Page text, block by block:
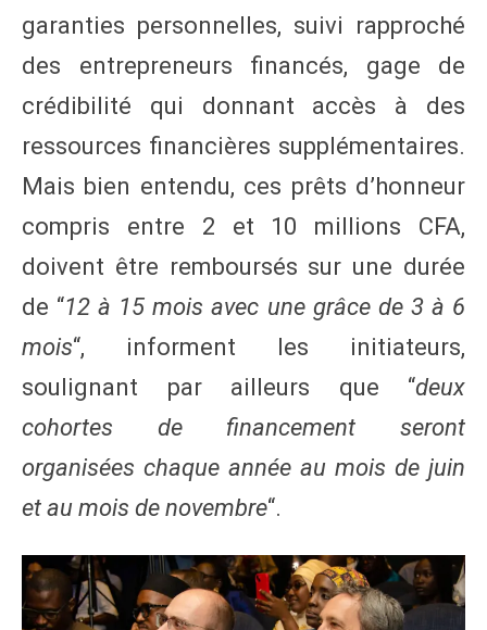
garanties personnelles, suivi rapproché
des entrepreneurs financés, gage de
crédibilité qui donnant accès à des
ressources financières supplémentaires.
Mais bien entendu, ces prêts d’honneur
compris entre 2 et 10 millions CFA,
doivent être remboursés sur une durée
de “12 à 15 mois avec une grâce de 3 à 6
mois“, informent les initiateurs,
soulignant par ailleurs que “deux
cohortes de financement seront
organisées chaque année au mois de juin
et au mois de novembre“.